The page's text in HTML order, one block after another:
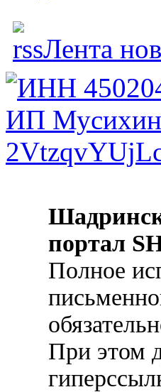
Лента
портал
Полное
При этом